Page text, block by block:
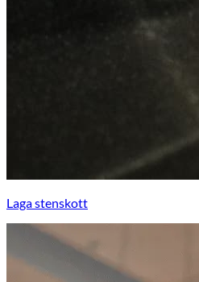
Laga stenskott